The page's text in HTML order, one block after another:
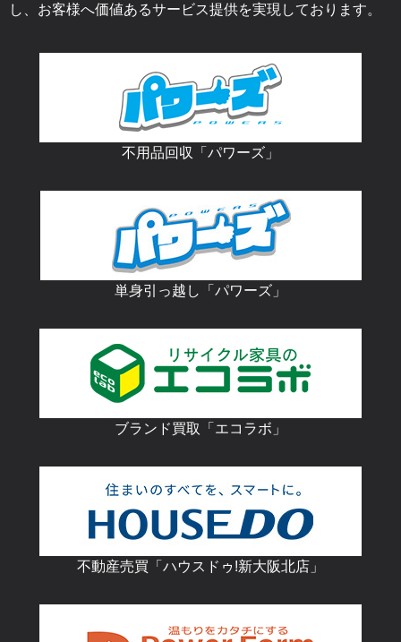
し、お客様へ価値あるサービス提供を実現しております。
不用品回収「パワーズ」
単身引っ越し「パワーズ」
ブランド買取「エコラボ」
不動産売買「ハウスドゥ!新大阪北店」